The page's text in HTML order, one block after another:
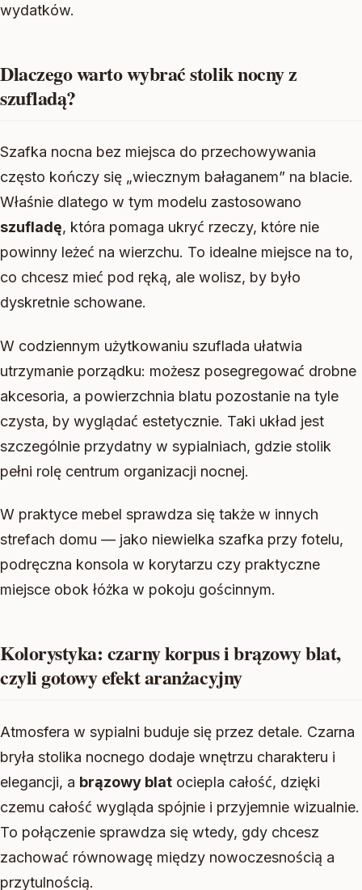
wydatków.
Dlaczego warto wybrać stolik nocny z
szufladą?
Szafka nocna bez miejsca do przechowywania
często kończy się „wiecznym bałaganem” na blacie.
Właśnie dlatego w tym modelu zastosowano
szufladę, która pomaga ukryć rzeczy, które nie
powinny leżeć na wierzchu. To idealne miejsce na to,
co chcesz mieć pod ręką, ale wolisz, by było
dyskretnie schowane.
W codziennym użytkowaniu szuflada ułatwia
utrzymanie porządku: możesz posegregować drobne
akcesoria, a powierzchnia blatu pozostanie na tyle
czysta, by wyglądać estetycznie. Taki układ jest
szczególnie przydatny w sypialniach, gdzie stolik
pełni rolę centrum organizacji nocnej.
W praktyce mebel sprawdza się także w innych
strefach domu — jako niewielka szafka przy fotelu,
podręczna konsola w korytarzu czy praktyczne
miejsce obok łóżka w pokoju gościnnym.
Kolorystyka: czarny korpus i brązowy blat,
czyli gotowy efekt aranżacyjny
Atmosfera w sypialni buduje się przez detale. Czarna
bryła stolika nocnego dodaje wnętrzu charakteru i
elegancji, a brązowy blat ociepla całość, dzięki
czemu całość wygląda spójnie i przyjemnie wizualnie.
To połączenie sprawdza się wtedy, gdy chcesz
zachować równowagę między nowoczesnością a
przytulnością.